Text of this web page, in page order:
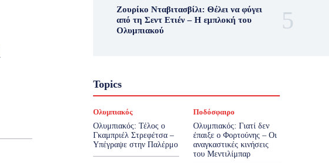
Ζουρίκο Νταβιτασβίλι: Θέλει να φύγει
από τη Σεντ Ετιέν – Η εμπλοκή του
Ολυμπιακού
Topics
Ολυμπιακός
Ολυμπιακός: Τέλος ο
Γκαμπριέλ Στρεφέτσα –
Υπέγραψε στην Παλέρμο
Ποδόσφαιρο
Ολυμπιακός: Γιατί δεν
έπαιξε ο Φορτούνης – Οι
αναγκαστικές κινήσεις
του Μεντιλίμπαρ